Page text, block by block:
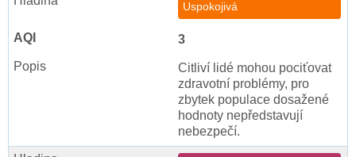
Uspokojivá
3
Citliví lidé mohou pociťovat
zdravotní problémy, pro
zbytek populace dosažené
hodnoty nepředstavují
nebezpečí.